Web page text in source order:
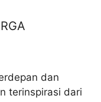
dan
terinspirasi dari